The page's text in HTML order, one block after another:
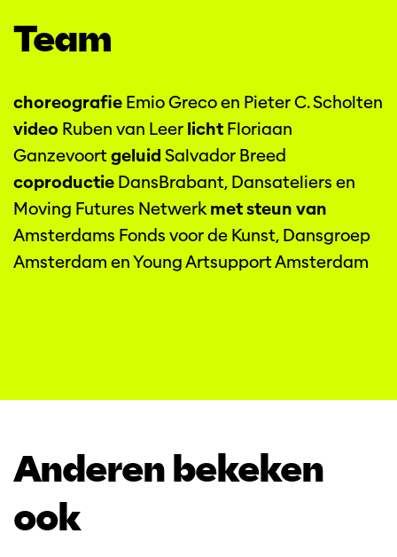
Team
choreografie Emio Greco en Pieter C. Scholten
video Ruben van Leer licht Floriaan
Ganzevoortgeluid Salvador Breed
coproductie DansBrabant, Dansateliers en
Moving Futures Netwerkmet steun van
Amsterdams Fonds voor de Kunst, Dansgroep
Amsterdam en Young Artsupport Amsterdam
Anderen bekeken
ook